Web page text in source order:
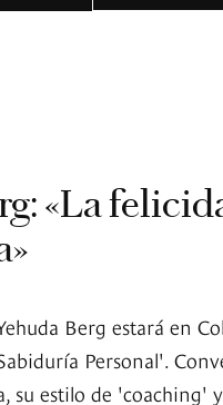
«La
Berg estará en
Personal'.
su estilo de 'coaching'